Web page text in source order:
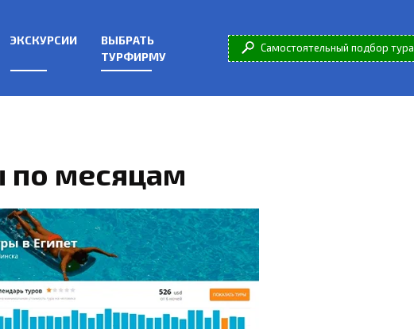
ЭКСКУРСИИ
ВЫБРАТЬ
ТУРФИРМУ
Самостоятельный подбор тура
по месяцам